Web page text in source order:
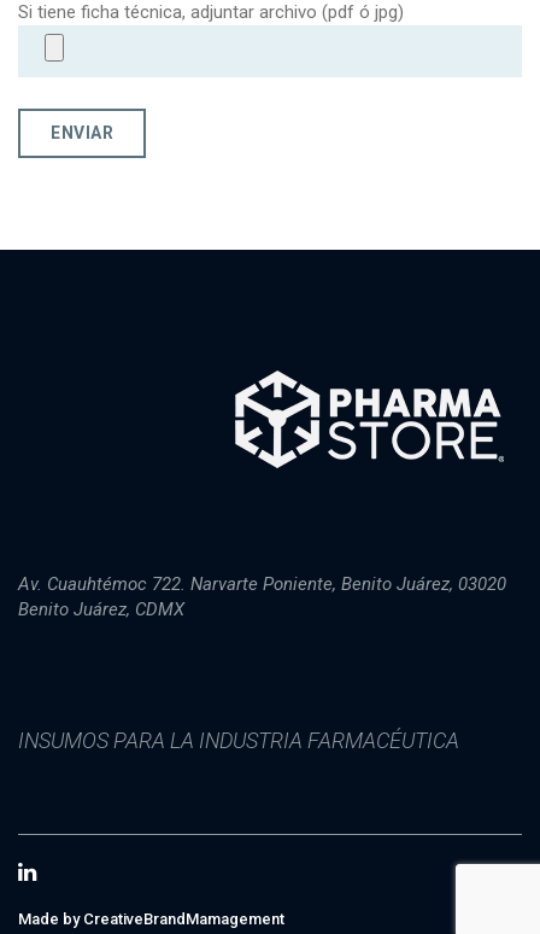
Si tiene ficha técnica, adjuntar archivo (pdf ó jpg)
Av. Cuauhtémoc 722. Narvarte Poniente, Benito Juárez, 03020
Benito Juárez, CDMX
INSUMOS PARA LA INDUSTRIA FARMACÉUTICA
Made by CreativeBrandMamagement